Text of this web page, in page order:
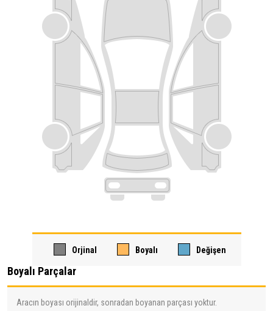
Orjinal Boyalı Değişen
Boyalı Parçalar
Aracın boyası orijinaldir, sonradan boyanan parçası yoktur.